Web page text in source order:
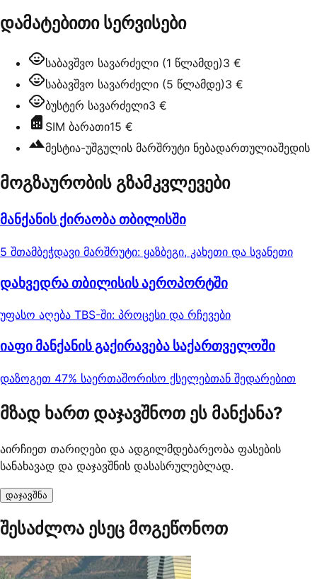
დამატებითი სერვისები
საბავშვო სავარძელი (1 წლამდე)3 €
საბავშვო სავარძელი (5 წლამდე)3 €
ბუსტერ სავარძელი3 €
SIM ბარათი15 €
მესტია-უშგულის მარშრუტი ნებადართულიაშედის
მოგზაურობის გზამკვლევები
მანქანის ქირაობა თბილისში
5 შთამბეჭდავი მარშრუტი: ყაზბეგი, კახეთი და სვანეთი
დახვედრა თბილისის აეროპორტში
უფასო აღება TBS-ში: პროცესი და რჩევები
იაფი მანქანის გაქირავება საქართველოში
დაზოგეთ 47% საერთაშორისო ქსელებთან შედარებით
მზად ხართ დაჯავშნოთ ეს მანქანა?
აირჩიეთ თარიღები და ადგილმდებარეობა ფასების
სანახავად და დაჯავშნის დასასრულებლად.
დაჯავშნა
შესაძლოა ესეც მოგეწონოთ